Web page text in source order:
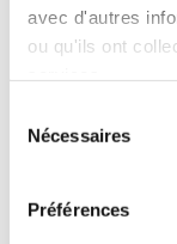
avec d'autres
ou qu'ils ont
Nécessaires
Préférences
Un comité social
réductions,
La formation
Prime de
Possibilité de